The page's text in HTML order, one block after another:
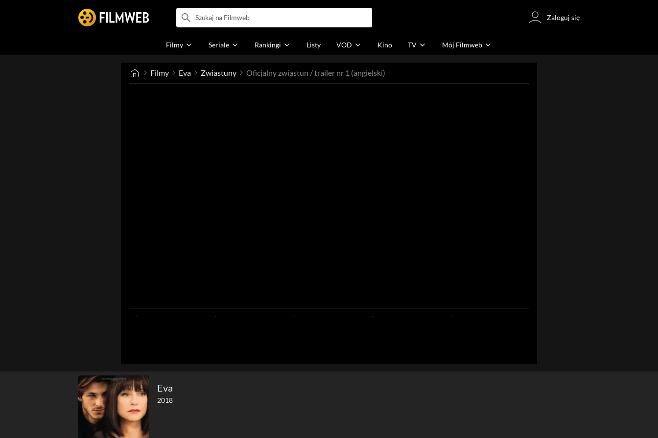
Zaloguj się
Filmy Seriale Rankingi Listy Mój Filmweb
VOD Kino TV
Filmy Eva Zwiastuny Oficjalny zwiastun / trailer nr 1 (angielski)
Eva
2018